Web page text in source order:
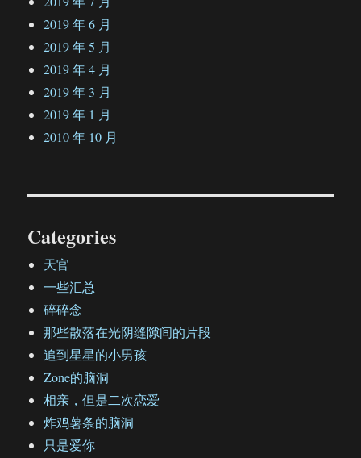
2019 年 6 月
2019 年 5 月
2019 年 4 月
2019 年 3 月
2019 年 1 月
2010 年 10 月
Categories
天官
一些汇总
碎碎念
那些散落在光阴缝隙间的片段
追到星星的小男孩
Zone的脑洞
相亲，但是二次恋爱
炸鸡薯条的脑洞
只是爱你